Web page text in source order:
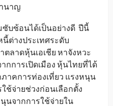
นาญ
บซ้อนได้เป็นอย่างดี ปีนี้
ต่างประเทศระดับ
ตลาดหุ้นเอเชีย หาจังหวะ
การเปิดเมือง หุ้นไทยที่ได้
าคการท่องเที่ยว แรงหนุน
ช้จ่ายช่วงก่อนเลือกตั้ง
นจากการใช้จ่ายใน